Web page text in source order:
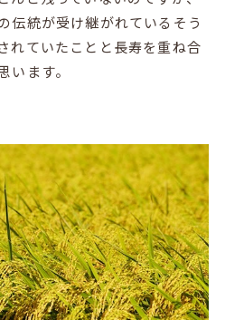
伝統が受け継がれているそう
れていたことと長寿を重ね合
います。